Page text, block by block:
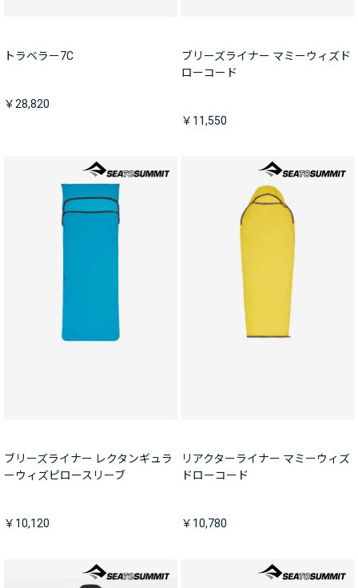
トラベラー7C
￥28,820
ブリーズライナー マミーウィズド
ローコード
￥11,550
ブリーズライナー レクタンギュラ
ーウィズピロースリーブ
￥10,120
リアクターライナー マミーウィズ
ドローコード
￥10,780